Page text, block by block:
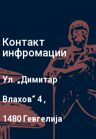
Контакт
инфромации
Ул. „Димитар
Влахов“ 4 ,
1480 Гевгелијa